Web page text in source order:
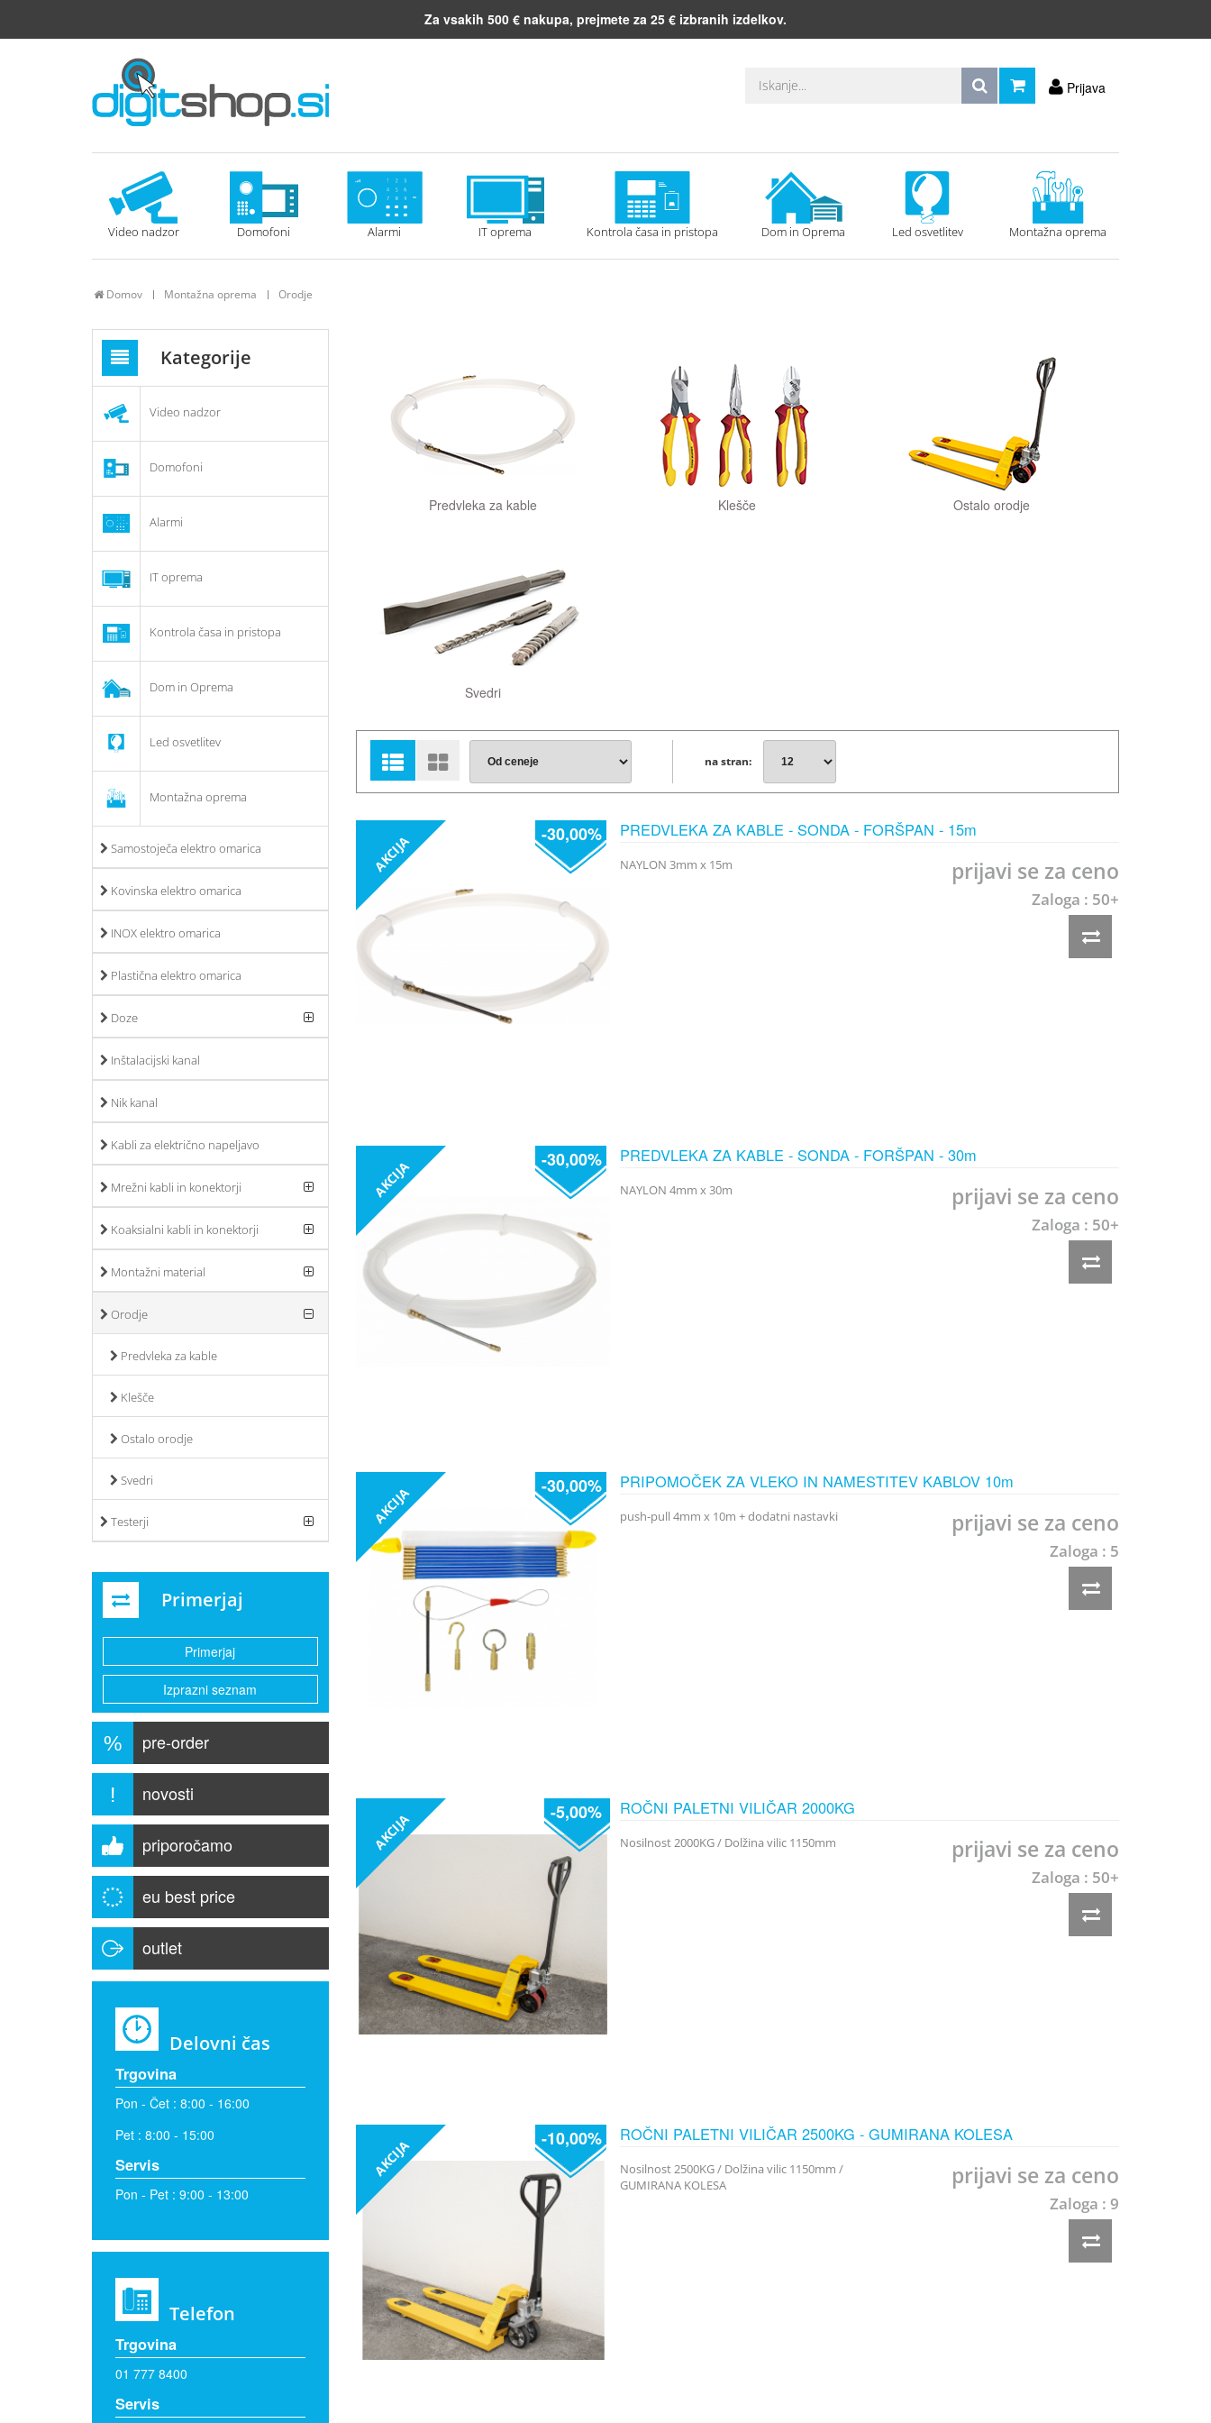
Za vsakih 500 € nakupa, prejmete za 25 € izbranih izdelkov.
Prijava
Video nadzor Domofoni Alarmi IT oprema Kontrola časa in pristopa Dom in Oprema Led osvetlitev Montažna oprema
Domov Montažna oprema Orodje
Kategorije
Video nadzor
Domofoni
Alarmi
IT oprema
Kontrola časa in pristopa
Dom in Oprema
Led osvetlitev
Montažna oprema
Samostoječa elektro omarica
Kovinska elektro omarica
INOX elektro omarica
Plastična elektro omarica
Doze
Inštalacijski kanal
Nik kanal
Kabli za električno napeljavo
Mrežni kabli in konektorji
Koaksialni kabli in konektorji
Montažni material
Orodje
Predvleka za kable
Klešče
Ostalo orodje
Svedri
Testerji
Primerjaj
Primerjaj
Izprazni seznam
% pre-order
! novosti
priporočamo
eu best price
outlet
Delovni čas
Trgovina
Pon - Čet : 8:00 - 16:00
Pet : 8:00 - 15:00
Servis
Pon - Pet : 9:00 - 13:00
Telefon
Trgovina
01 777 8400
Servis
Predvleka za kable Klešče Ostalo orodje
Svedri
na stran:
AKCIJA -30,00% PREDVLEKA ZA KABLE - SONDA - FORŠPAN - 15m
NAYLON 3mm x 15m prijavi se za ceno
Zaloga : 50+
AKCIJA -30,00% PREDVLEKA ZA KABLE - SONDA - FORŠPAN - 30m
NAYLON 4mm x 30m prijavi se za ceno
Zaloga : 50+
AKCIJA -30,00% PRIPOMOČEK ZA VLEKO IN NAMESTITEV KABLOV 10m
push-pull 4mm x 10m + dodatni nastavki prijavi se za ceno
Zaloga : 5
AKCIJA -5,00% ROČNI PALETNI VILIČAR 2000KG
Nosilnost 2000KG / Dolžina vilic 1150mm prijavi se za ceno
Zaloga : 50+
AKCIJA -10,00% ROČNI PALETNI VILIČAR 2500KG - GUMIRANA KOLESA
Nosilnost 2500KG / Dolžina vilic 1150mm /
GUMIRANA KOLESA
prijavi se za ceno
Zaloga : 9